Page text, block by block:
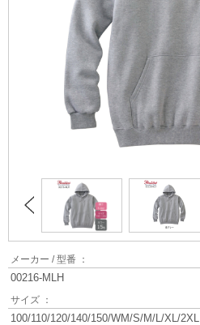
メーカー / 型番 ：
00216-MLH
サイズ ：
100/110/120/140/150/WM/S/M/L/XL/2XL